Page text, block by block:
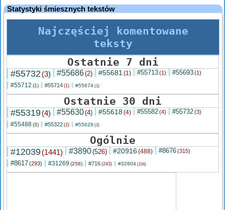
Statystyki śmiesznych tekstów
Najczęściej komentowane
teksty
Ostatnie 7 dni
#55732 (3) #55686(2) #55681 (1) #55713(1) #55693(1)
#55712 (1) #55714 (1) #55674 (1)
Ostatnie 30 dni
#55319(4) #55630(4) #55618 (4) #55582(4) #55732(3)
#55488 (3) #55322 (2) #55629 (2)
Ogólnie
#12039(1441) #3890(526) #20916 (488) #8676(315)
#8617(293) #31269 (258) #716 (243) #32804 (216)